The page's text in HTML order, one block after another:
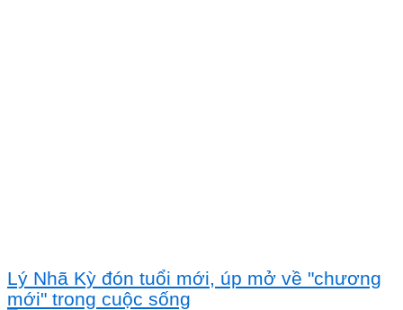
Lý Nhã Kỳ đón tuổi mới, úp mở về "chương
mới" trong cuộc sống